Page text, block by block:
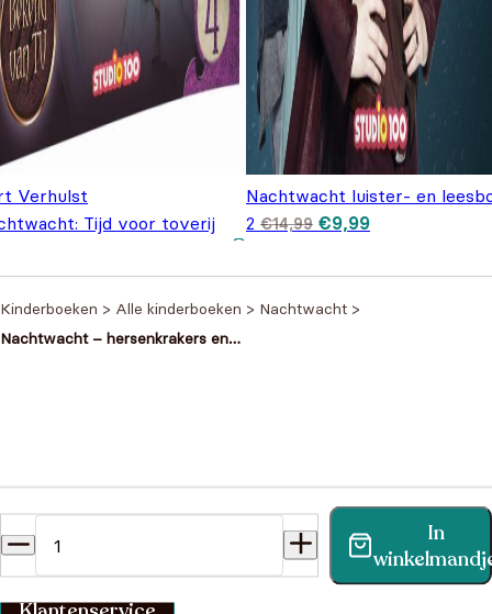
Verhulst
Tijd voor toverij
Nachtwacht luister- en
2 €14,99 Oorspronkelijke
was: €14,99.
€9,99Huidige prijs
€9,99.
Kinderboeken > Alle kinderboeken > Nachtwacht >
Nachtwacht – hersenkrakers en
In
Vind binnen no-time antwoord op je vraag op onze
klantenservice pagina.